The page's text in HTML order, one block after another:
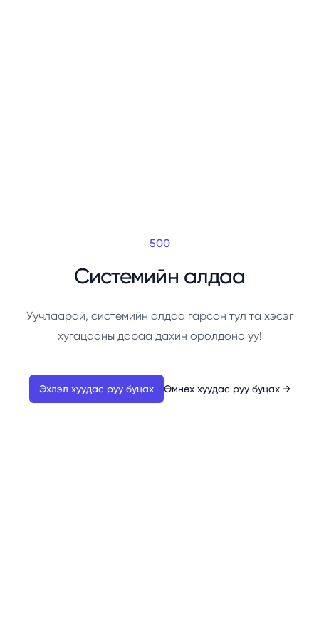
500
Системийн алдаа
Уучлаарай, системийн алдаа гарсан тул та хэсэг
хугацааны дараа дахин оролдоно уу!
Эхлэл хуудас руу буцах Өмнөх хуудас руу буцах →